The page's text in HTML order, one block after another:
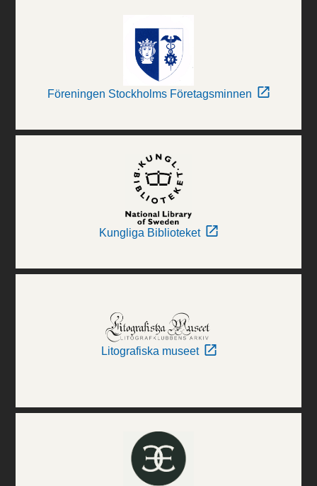
Föreningen Stockholms Företagsminnen
Kungliga Biblioteket
Litografiska museet